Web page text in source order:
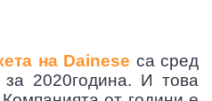
на Dainese са сред
за 2020година. И това